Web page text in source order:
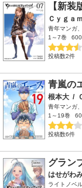
【新
Ｃｙｇａ
青年マンガ
1～7巻
投稿数2件
青嵐の
根本大 /
青年マンガ
1～19巻
投稿数6件
グラン
はせがわ
ライトノベ